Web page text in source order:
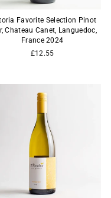
Favorite Selection Pinot
Chateau Canet, Languedoc,
France 2024
£12.55